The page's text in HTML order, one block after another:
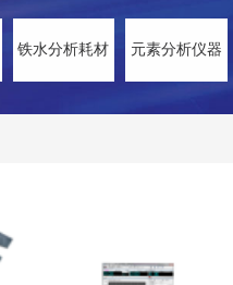
铁水分析耗材 元素分析仪器